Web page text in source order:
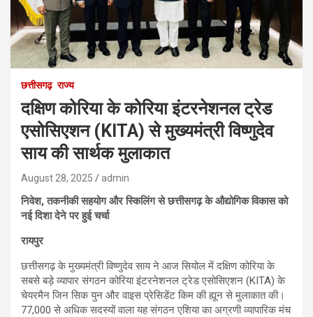
छत्तीसगढ़ राज्य
दक्षिण कोरिया के कोरिया इंटरनेशनल ट्रेड
एसोसिएशन (KITA) से मुख्यमंत्री विष्णुदेव
साय की सार्थक मुलाकात
August 28, 2025 admin
निवेश, तकनीकी सहयोग और स्किलिंग से छत्तीसगढ़ के औद्योगिक विकास को
नई दिशा देने पर हुई चर्चा
रायपुर
छत्तीसगढ़ के मुख्यमंत्री विष्णुदेव साय ने आज सियोल में दक्षिण कोरिया के
सबसे बड़े व्यापार संगठन कोरिया इंटरनेशनल ट्रेड एसोसिएशन (KITA) के
चेयरमैन जिन सिक युन और वाइस प्रेसिडेंट किम की ह्यून से मुलाकात की।
77,000 से अधिक सदस्यों वाला यह संगठन एशिया का अग्रणी व्यापारिक मंच